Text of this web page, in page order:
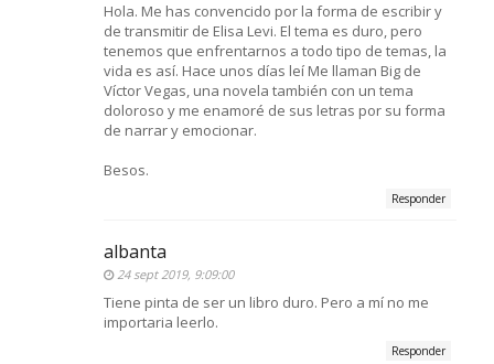
Hola. Me has convencido por la forma de escribir y
de transmitir de Elisa Levi. El tema es duro, pero
tenemos que enfrentarnos a todo tipo de temas, la
vida es así. Hace unos días leí Me llaman Big de
Víctor Vegas, una novela también con un tema
doloroso y me enamoré de sus letras por su forma
de narrar y emocionar.
Besos.
Responder
albanta
24 sept 2019, 9:09:00
Tiene pinta de ser un libro duro. Pero a mí no me
importaria leerlo.
Responder